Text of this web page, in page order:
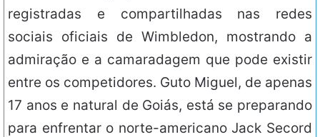
registradas e compartilhadas nas redes
sociais oficiais de Wimbledon, mostrando a
admiração e a camaradagem que pode existir
entre os competidores. Guto Miguel, de apenas
17 anos e natural de Goiás, está se preparando
para enfrentar o norte-americano Jack Secord